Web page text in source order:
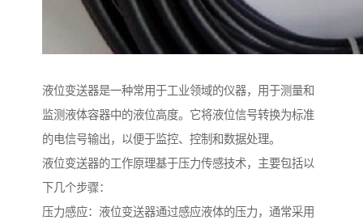
液位变送器是一种常用于工业领域的仪器，用于测量和
监测液体容器中的液位高度。它将液位信号转换为标准
的电信号输出，以便于监控、控制和数据处理。
液位变送器的工作原理基于压力传感技术，主要包括以
下几个步骤：
压力感应：液位变送器通过感应液体的压力，通常采用